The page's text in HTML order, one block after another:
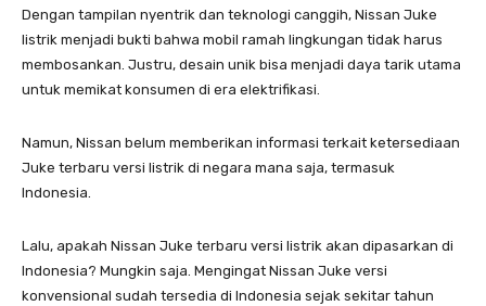
Dengan tampilan nyentrik dan teknologi canggih, Nissan Juke
listrik menjadi bukti bahwa mobil ramah lingkungan tidak harus
membosankan. Justru, desain unik bisa menjadi daya tarik utama
untuk memikat konsumen di era elektrifikasi.
Namun, Nissan belum memberikan informasi terkait ketersediaan
Juke terbaru versi listrik di negara mana saja, termasuk
Indonesia.
Lalu, apakah Nissan Juke terbaru versi listrik akan dipasarkan di
Indonesia? Mungkin saja. Mengingat Nissan Juke versi
konvensional sudah tersedia di Indonesia sejak sekitar tahun